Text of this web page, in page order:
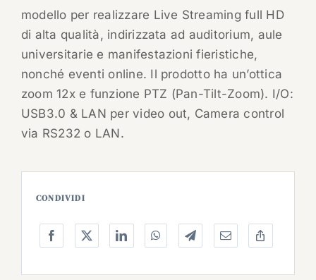
modello per realizzare Live Streaming full HD
di alta qualità, indirizzata ad auditorium, aule
universitarie e manifestazioni fieristiche,
nonché eventi online. Il prodotto ha un’ottica
zoom 12x e funzione PTZ (Pan-Tilt-Zoom). I/O:
USB3.0 & LAN per video out, Camera control
via RS232 o LAN.
CONDIVIDI